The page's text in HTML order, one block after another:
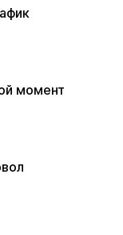
момент